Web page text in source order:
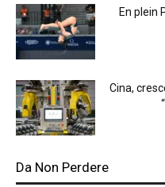
En plein
Cina,
Da Non Perdere